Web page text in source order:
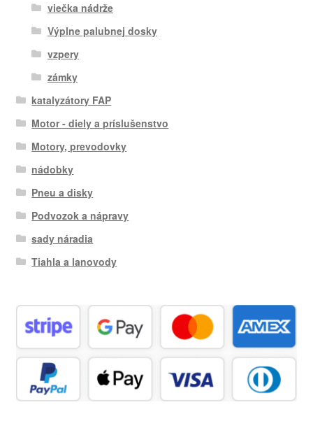
viečka nádrže
Výplne palubnej dosky
vzpery
zámky
katalyzátory FAP
Motor - diely a príslušenstvo
Motory, prevodovky
nádobky
Pneu a disky
Podvozok a nápravy
sady náradia
Tiahla a lanovody